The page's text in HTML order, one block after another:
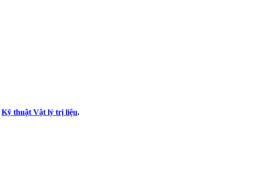
Kỹ thuật Vật lý trị liệu.